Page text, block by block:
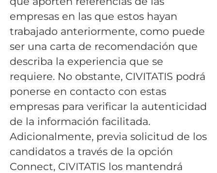
empresas en las que estos hayan
trabajado anteriormente, como puede
ser una carta de recomendación que
describa la experiencia que se
requiere. No obstante, CIVITATIS podrá
ponerse en contacto con estas
empresas para verificar la autenticidad
de la información facilitada.
Adicionalmente, previa solicitud de los
candidatos a través de la opción
Connect, CIVITATIS los mantendrá